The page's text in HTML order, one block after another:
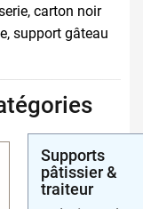
carton noir
support gâteau
Supports
pâtissier &
traiteur